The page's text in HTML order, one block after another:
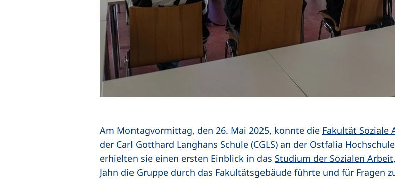
Am Montagvormittag, den 26. Mai 2025, konnte die Fakultät Soziale
der Carl Gotthard Langhans Schule (CGLS) an der Ostfalia
erhielten sie einen ersten Einblick in das Studium der Sozialen Arbeit
Jahn die Gruppe durch das Fakultätsgebäude führte und für Fragen